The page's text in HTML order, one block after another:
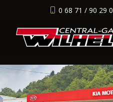
0 68 71 / 90 29 0